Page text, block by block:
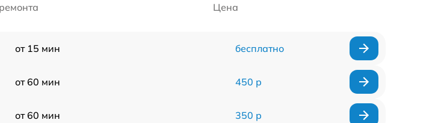
Цена
от 15 мин бесплатно
от 60 мин 450 р
от 60 мин 350 р